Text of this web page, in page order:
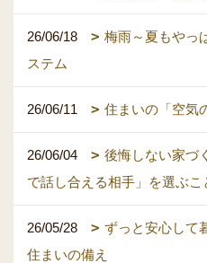
26/06/18
梅雨～夏もやっ
ステム
26/06/11 住まいの「空気
26/06/04
後悔しない家づ
で話し合える相手」を選ぶこ
26/05/28
ずっと安心して
住まいの備え